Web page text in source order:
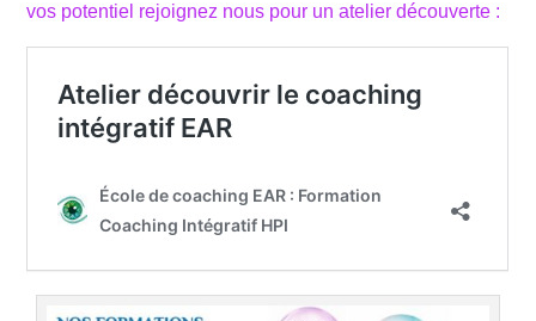
vos potentiel rejoignez nous pour un atelier découverte :